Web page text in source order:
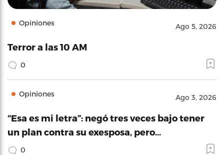
Opiniones Ago 5, 2026
Terror a las 10 AM
0
Opiniones Ago 3, 2026
“Esa es mi letra”: negó tres veces bajo tener
un plan contra su exesposa, pero…
0